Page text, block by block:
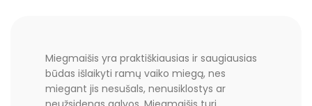
Miegmaišis yra praktiškiausias ir saugiausias
būdas išlaikyti ramų vaiko miegą, nes
miegant jis nesušals, nenusiklostys ar